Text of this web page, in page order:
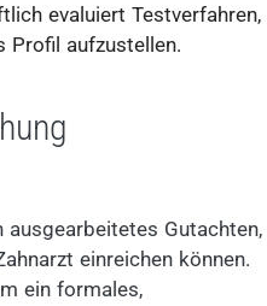
evaluiert Testverfahren,
Profil aufzustellen.
ausgearbeitetes Gutachten,
einreichen können.
ein formales,